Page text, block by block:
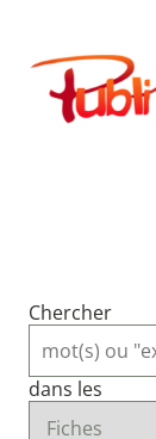
contenu
Publimath
Chercher
dans les